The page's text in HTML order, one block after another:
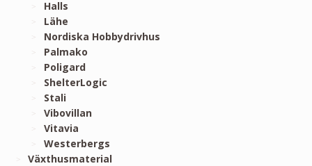
Halls
Lähe
Nordiska Hobbydrivhus
Palmako
Poligard
ShelterLogic
Stali
Vibovillan
Vitavia
Westerbergs
Växthusmaterial